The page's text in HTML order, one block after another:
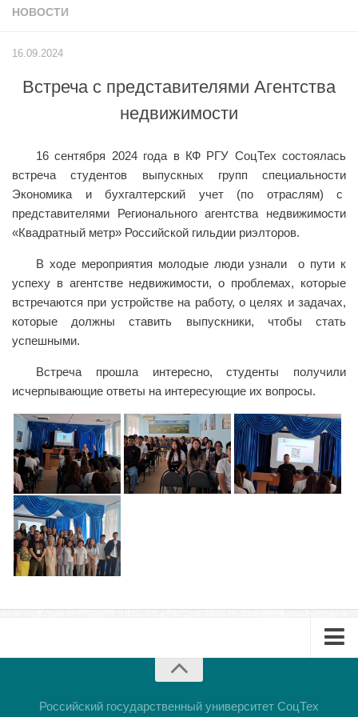
Учёный совет
Контакты РГУ СоцТех
Сведения об образовательной организации
Абитуриенту
Рейтинговые списки
Рекомендованные к зачислению
Приказы о зачислении
Студенту
Личный кабинет
Расписание учебных занятий студентов на 2-ое
полугодие
Библиотека
Студенческое научное общество
Социальная поддержка студентов
Центр содействия трудоустройству выпускников
График учебного процесса
Электронное обучение и дистанционные
образовательные технологии
Родителям
Памятка обучающимся
НОВОСТИ
16.09.2024
Встреча с представителями Агентства
недвижимости
16 сентября 2024 года в КФ РГУ СоцТех состоялась
встреча студентов выпускных групп специальности
Экономика и бухгалтерский учет (по отраслям) с
представителями Регионального агентства недвижимости
«Квадратный метр» Российской гильдии риэлторов.
В ходе мероприятия молодые люди узнали о пути к
успеху в агентстве недвижимости, о проблемах, которые
встречаются при устройстве на работу, о целях и задачах,
которые должны ставить выпускники, чтобы стать
успешными.
Встреча прошла интересно, студенты получили
исчерпывающие ответы на интересующие их вопросы.
Презентация
Российский государственный университет СоцТех